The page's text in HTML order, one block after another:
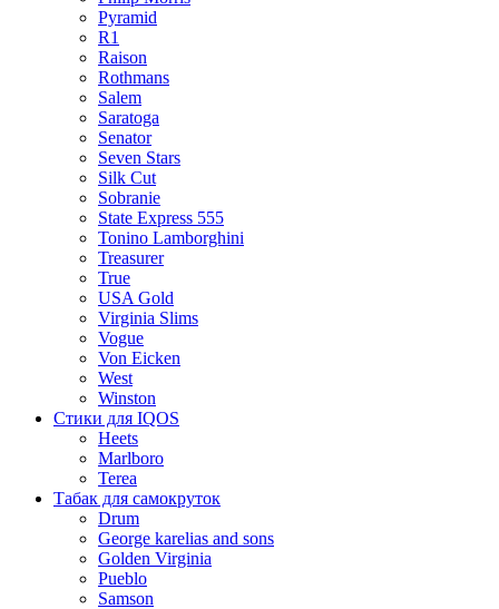
Pyramid
R1
Raison
Rothmans
Salem
Saratoga
Senator
Seven Stars
Silk Cut
Sobranie
State Express 555
Tonino Lamborghini
Treasurer
True
USA Gold
Virginia Slims
Vogue
Von Eicken
West
Winston
Стики для IQOS
Heets
Marlboro
Terea
Табак для самокруток
Drum
George karelias and sons
Golden Virginia
Pueblo
Samson